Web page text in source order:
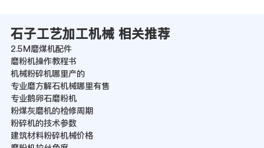
石子工艺加工机械 相关推荐
2.5M磨煤机配件
磨粉机操作教程书
机械粉碎机哪里产的
专业磨方解石机械哪里有售
专业鹅卵石磨粉机
粉煤灰磨机的检修周期
粉碎机的技术参数
建筑材料粉碎机械价格